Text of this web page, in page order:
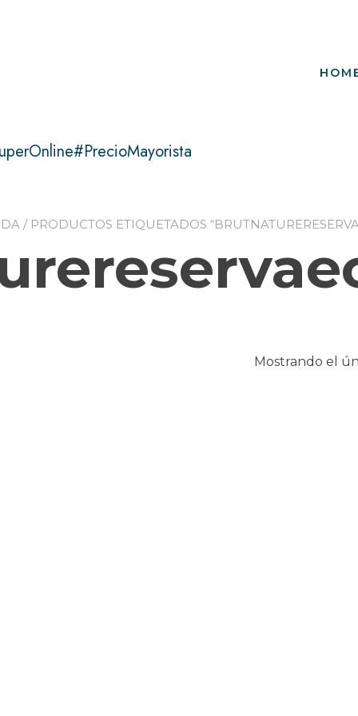
/ PRODUCTOS ETIQUETADOS
Mostrando el